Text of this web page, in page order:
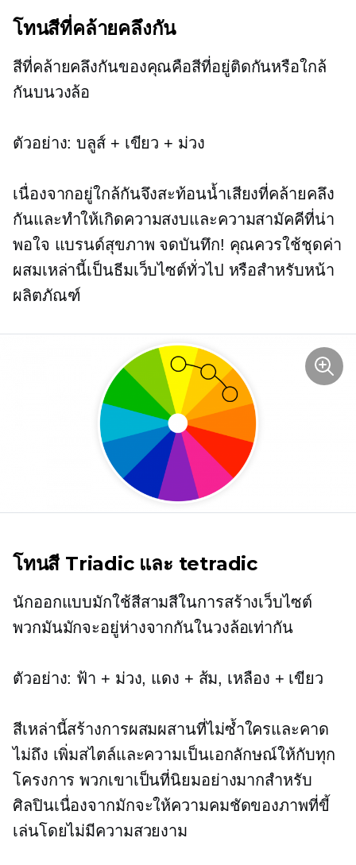
โทนสีที่คล้ายคลึงกัน
สีที่คล้ายคลึงกันของคุณคือสีที่อยู่ติดกันหรือใกล้
กันบนวงล้อ
ตัวอย่าง: บลูส์ + เขียว + ม่วง
เนื่องจากอยู่ใกล้กันจึงสะท้อนน้ำเสียงที่คล้ายคลึง
กันและทำให้เกิดความสงบและความสามัคคีที่น่า
พอใจ แบรนด์สุขภาพ จดบันทึก! คุณควรใช้ชุดค่า
ผสมเหล่านี้เป็นธีมเว็บไซต์ทั่วไป หรือสำหรับหน้า
ผลิตภัณฑ์
โทนสี Triadic และ tetradic
นักออกแบบมักใช้สีสามสีในการสร้างเว็บไซต์
พวกมันมักจะอยู่ห่างจากกันในวงล้อเท่ากัน
ตัวอย่าง: ฟ้า + ม่วง, แดง + ส้ม, เหลือง + เขียว
สีเหล่านี้สร้างการผสมผสานที่ไม่ซ้ำใครและคาด
ไม่ถึง เพิ่มสไตล์และความเป็นเอกลักษณ์ให้กับทุก
โครงการ พวกเขาเป็นที่นิยมอย่างมากสำหรับ
ศิลปินเนื่องจากมักจะให้ความคมชัดของภาพที่ขี้
เล่นโดยไม่มีความสวยงาม